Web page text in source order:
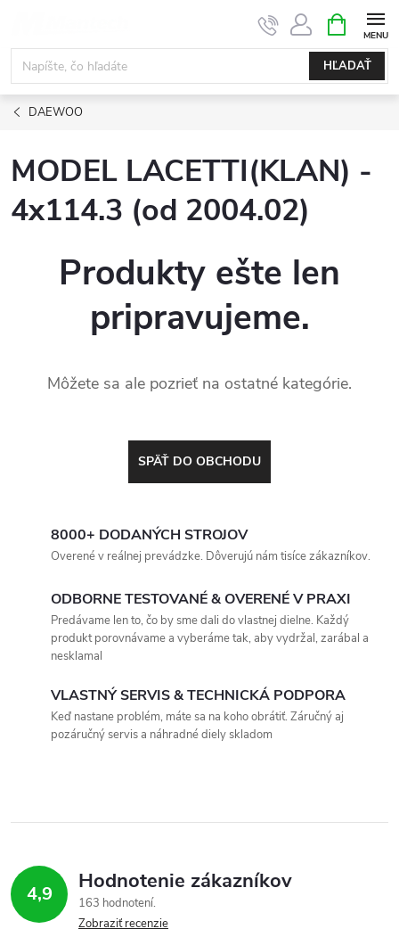
obsah
HĽADAŤ
KOŠÍK
DAEWOO
MODEL LACETTI(KLAN) -
4x114.3 (od 2004.02)
Produkty ešte len
pripravujeme.
Môžete sa ale pozrieť na ostatné kategórie.
SPÄŤ DO OBCHODU
8000+ DODANÝCH STROJOV
Overené v reálnej prevádzke. Dôverujú nám tisíce zákazníkov.
ODBORNE TESTOVANÉ & OVERENÉ V PRAXI
Predávame len to, čo by sme dali do vlastnej dielne. Každý
produkt porovnávame a vyberáme tak, aby vydržal, zarábal a
nesklamal
VLASTNÝ SERVIS & TECHNICKÁ PODPORA
Keď nastane problém, máte sa na koho obrátiť. Záručný aj
pozáručný servis a náhradné diely skladom
4,9 Hodnotenie zákazníkov
163 hodnotení
Zobraziť recenzie